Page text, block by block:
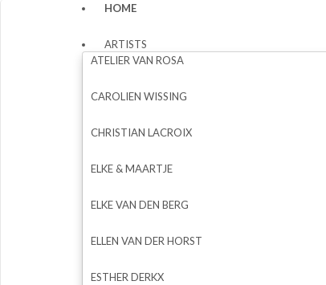
HOME
ARTISTS
ATELIER VAN ROSA
CAROLIEN WISSING
CHRISTIAN LACROIX
ELKE & MAARTJE
ELKE VAN DEN BERG
ELLEN VAN DER HORST
ESTHER DERKX